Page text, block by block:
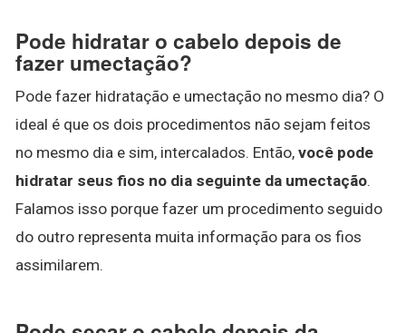
Pode hidratar o cabelo depois de
fazer umectação?
Pode fazer hidratação e umectação no mesmo dia? O
ideal é que os dois procedimentos não sejam feitos
no mesmo dia e sim, intercalados. Então, você pode
hidratar seus fios no dia seguinte da umectação.
Falamos isso porque fazer um procedimento seguido
do outro representa muita informação para os fios
assimilarem.